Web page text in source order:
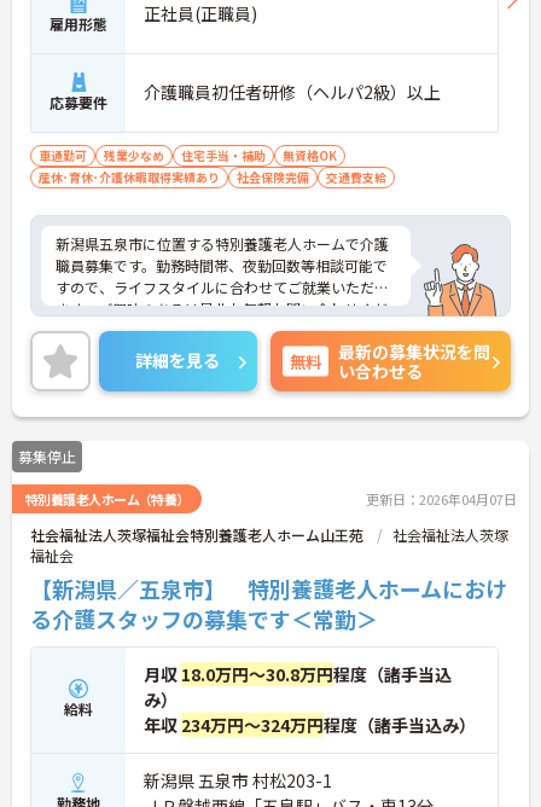
雇用形態 正社員(正職員)
応募要件 介護職員初任者研修（ヘルパ2級）以上
車通勤可 残業少なめ 住宅手当・補助
無資格OK
産休･育休･介護休暇取得実績あり
社会保険完備 交通費支給
新潟県五泉市に位置する特別養護老人ホームで介護
職員募集です。勤務時間帯、夜勤回数等相談可能で
すので、ライフスタイルに合わせてご就業いただけ
ます。ご興味のあるは是非お気軽お問い合わせくだ
さい。
詳細を見る 無料
最新の募集状況を問
い合わせる
募集停止
特別養護老人ホーム（特養） 更新日：2026年04月07日
社会福祉法人茨塚福祉会特別養護老人ホーム山王苑
社会福祉法人茨塚
福祉会
【新潟県／五泉市】 特別養護老人ホームにおけ
る介護スタッフの募集です＜常勤＞
給料
月収 18.0万円～30.8万円程度（諸手当込
み）
年収 234万円～324万円程度（諸手当込み）
新潟県 五泉市 村松203-1